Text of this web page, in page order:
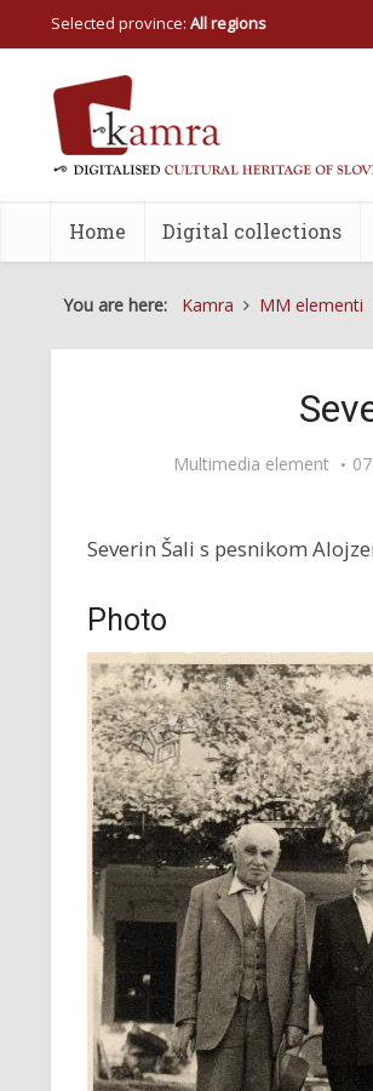
Selected province: All regions
Home Digital collections
You are here: Kamra MM elementi
Multimedia element
Severin Šali s pesnikom
Photo